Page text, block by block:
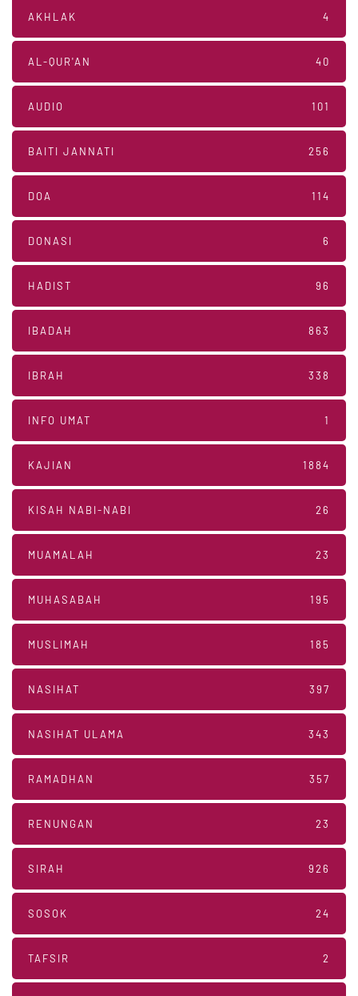
AKHLAK 4
AL-QUR'AN 40
AUDIO 101
BAITI JANNATI 256
DOA 114
DONASI 6
HADIST 96
IBADAH 863
IBRAH 338
INFO UMAT 1
KAJIAN 1884
KISAH NABI-NABI 26
MUAMALAH 23
MUHASABAH 195
MUSLIMAH 185
NASIHAT 397
NASIHAT ULAMA 343
RAMADHAN 357
RENUNGAN 23
SIRAH 926
SOSOK 24
TAFSIR 2